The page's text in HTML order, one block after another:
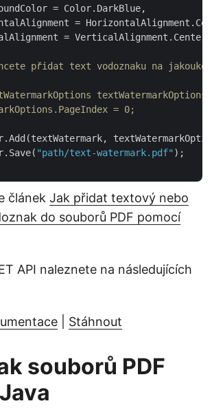
= Color.DarkBlue,
=
= VerticalAlignment.Center
přidat text vodoznaku na
= 0;
"path/text-watermark.pdf" );
článek Jak přidat textový nebo
do souborů PDF pomocí
API naleznete na následujících
Stáhnout
souborů PDF